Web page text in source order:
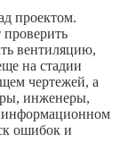
проектом.
вентиляцию,
на стадии
чертежей, а
инженеры,
информационном
ошибок и